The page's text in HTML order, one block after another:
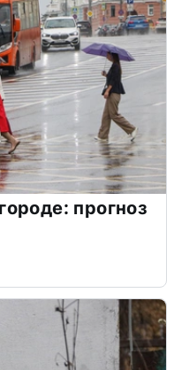
прогноз